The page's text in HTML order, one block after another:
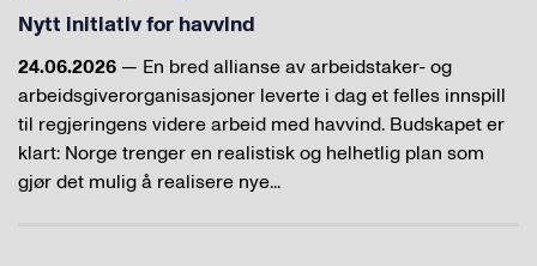
Nytt initiativ for havvind
24.06.2026 — En bred allianse av arbeidstaker- og
arbeidsgiverorganisasjoner leverte i dag et felles innspill
til regjeringens videre arbeid med havvind. Budskapet er
klart: Norge trenger en realistisk og helhetlig plan som
gjør det mulig å realisere nye...